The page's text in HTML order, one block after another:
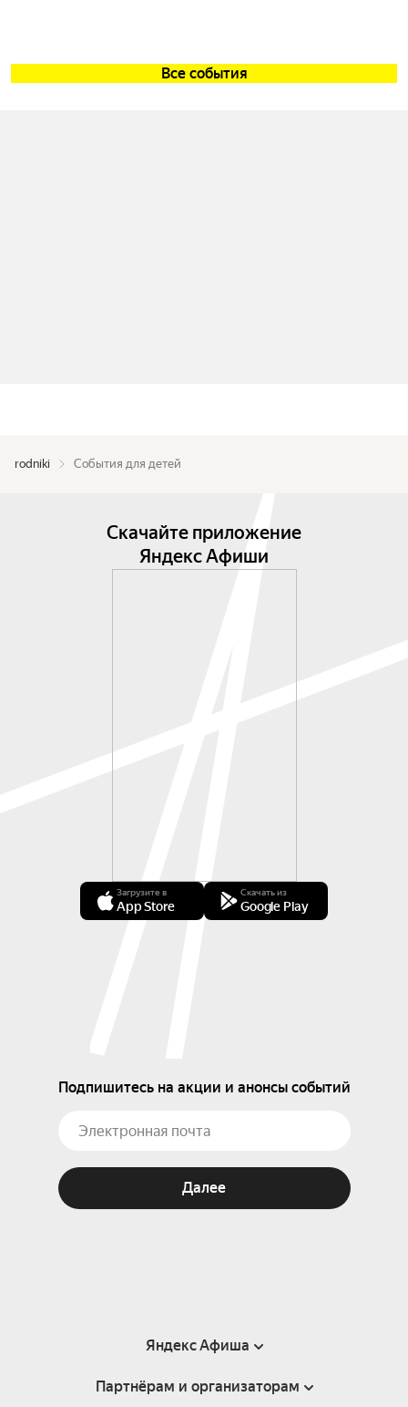
Все события
rodniki События для детей
Скачайте приложение
Яндекс Афиши
Загрузите в
App Store
Скачать из
Google Play
Подпишитесь на акции и анонсы событий
Далее
Яндекс Афиша
Справка
Партнёрам и организаторам